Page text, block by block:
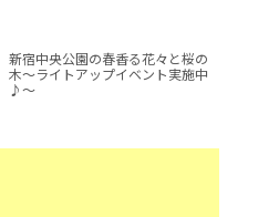
新宿中央公園の春香る花々と桜の
木～ライトアップイベント実施中
♪～